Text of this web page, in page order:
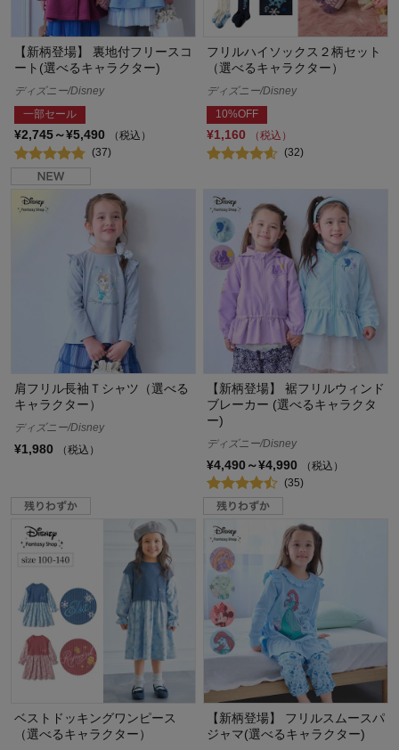
【新柄登場】 裏地付フリースコ
ート(選べるキャラクター)
ディズニー/Disney
一部セール
¥2,745～¥5,490
（税込）
(37)
フリルハイソックス２柄セット
（選べるキャラクター）
ディズニー/Disney
10%OFF
¥1,160
（税込）
(32)
肩フリル長袖Ｔシャツ（選べる
キャラクター）
ディズニー/Disney
¥1,980 （税込）
【新柄登場】 裾フリルウィンド
ブレーカー (選べるキャラクタ
ー)
ディズニー/Disney
¥4,490～¥4,990
（税込）
(35)
ベストドッキングワンピース
（選べるキャラクター）
【新柄登場】 フリルスムースパ
ジャマ(選べるキャラクター)